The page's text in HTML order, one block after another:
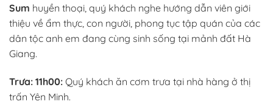
Sum huyền thoại, quý khách nghe hướng dẫn viên giới
thiệu về ẩm thực, con người, phong tục tập quán của các
dân tộc anh em đang cùng sinh sống tại mảnh đất Hà
Giang.
Trưa: 11h00: Quý khách ăn cơm trưa tại nhà hàng ở thị
trấn Yên Minh.